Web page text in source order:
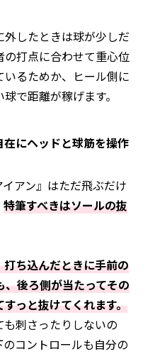
したときは球が少しだ
打点に合わせて重心位
るためか、ヒール側に
で距離が稼げます。
にヘッドと球筋を操作
アン』はただ飛ぶだけ
特筆すべきはソールの抜
ち込んだときに手前の
後ろ側が当たってその
っと抜けてくれます。
刺さったりしないの
コントロールも自分の